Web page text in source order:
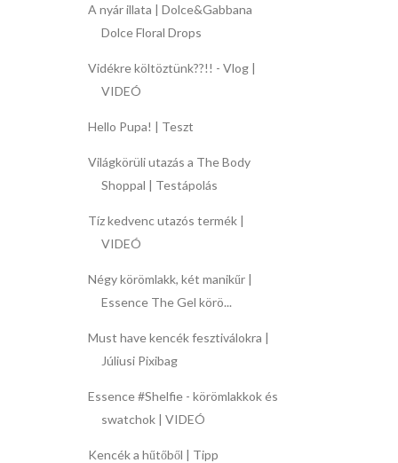
A nyár illata | Dolce&Gabbana
Dolce Floral Drops
Vidékre költöztünk??!! - Vlog |
VIDEÓ
Hello Pupa! | Teszt
Világkörüli utazás a The Body
Shoppal | Testápolás
Tíz kedvenc utazós termék |
VIDEÓ
Négy körömlakk, két manikűr |
Essence The Gel körö...
Must have kencék fesztiválokra |
Júliusi Pixibag
Essence #Shelfie - körömlakkok és
swatchok | VIDEÓ
Kencék a hűtőből | Tipp